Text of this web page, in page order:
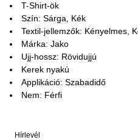
T-Shirt-ök
Szín: Sárga, Kék
Textil-jellemzők: Kényelmes,
Márka: Jako
Ujj-hossz: Rövidujjú
Kerek nyakú
Applikáció: Szabadidő
Nem: Férfi
Hírlevél